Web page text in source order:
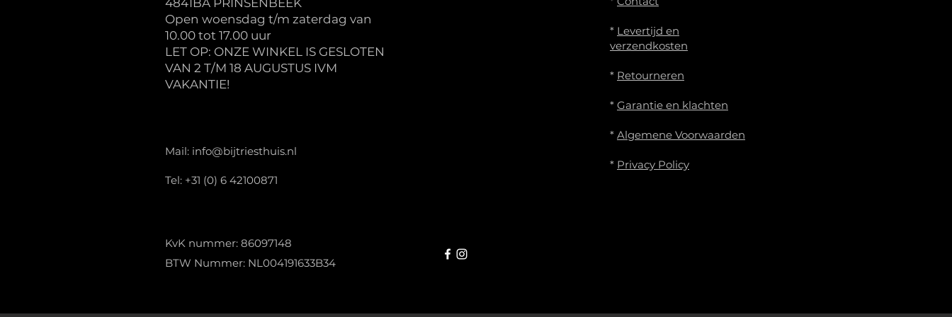
Open woensdag t/m zaterdag van
10.00 tot 17.00 uur
LET OP: ONZE WINKEL IS GESLOTEN
VAN 2 T/M 18 AUGUSTUS IVM
VAKANTIE!
Mail: info@bijtriesthuis.nl
Tel: +31 (0) 6 42100871
* Levertijd en
verzendkosten
* Retourneren
* Garantie en klachten
* Algemene Voorwaarden
* Privacy Policy
KvK nummer: 86097148
BTW Nummer: NL004191633B34